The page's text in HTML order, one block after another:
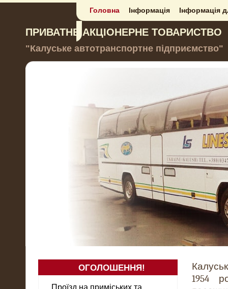
ПРИВАТНЕ АКЦІОНЕРНЕ ТОВАРИСТВО
"Калуське автотранспортне підприємство"
Головна Інформація Інформація
ОГОЛОШЕННЯ!
1954